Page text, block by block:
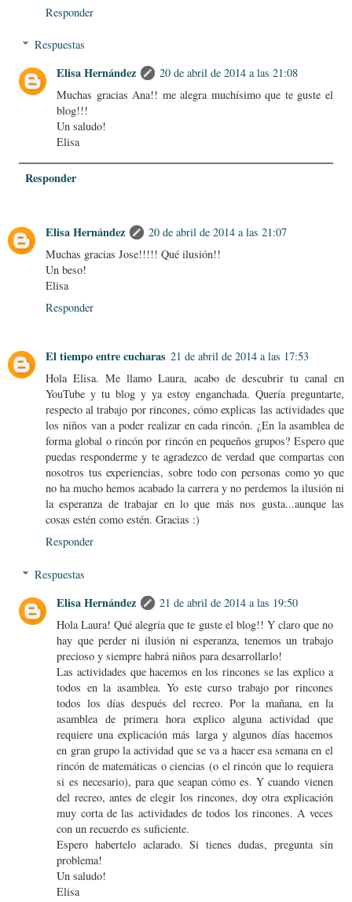
Responder
Respuestas
Elisa Hernández
20 de abril de 2014 a las 21:08
Muchas gracias Ana!! me alegra muchísimo que te guste el
blog!!!
Un saludo!
Elisa
Responder
Elisa Hernández
20 de abril de 2014 a las 21:07
Muchas gracias Jose!!!!! Qué ilusión!!
Un beso!
Elisa
Responder
El tiempo entre cucharas 21 de abril de 2014 a las 17:53
Hola Elisa. Me llamo Laura, acabo de descubrir tu canal en
YouTube y tu blog y ya estoy enganchada. Quería preguntarte,
respecto al trabajo por rincones, cómo explicas las actividades que
los niños van a poder realizar en cada rincón. ¿En la asamblea de
forma global o rincón por rincón en pequeños grupos? Espero que
puedas responderme y te agradezco de verdad que compartas con
nosotros tus experiencias, sobre todo con personas como yo que
no ha mucho hemos acabado la carrera y no perdemos la ilusión ni
la esperanza de trabajar en lo que más nos gusta...aunque las
cosas estén como estén. Gracias :)
Responder
Respuestas
Elisa Hernández
21 de abril de 2014 a las 19:50
Hola Laura! Qué alegría que te guste el blog!! Y claro que no
hay que perder ni ilusión ni esperanza, tenemos un trabajo
precioso y siempre habrá niños para desarrollarlo!
Las actividades que hacemos en los rincones se las explico a
todos en la asamblea. Yo este curso trabajo por rincones
todos los días después del recreo. Por la mañana, en la
asamblea de primera hora explico alguna actividad que
requiere una explicación más larga y algunos días hacemos
en gran grupo la actividad que se va a hacer esa semana en el
rincón de matemáticas o ciencias (o el rincón que lo requiera
si es necesario), para que seapan cómo es. Y cuando vienen
del recreo, antes de elegir los rincones, doy otra explicación
muy corta de las actividades de todos los rincones. A veces
con un recuerdo es suficiente.
Espero habertelo aclarado. Si tienes dudas, pregunta sin
problema!
Un saludo!
Elisa